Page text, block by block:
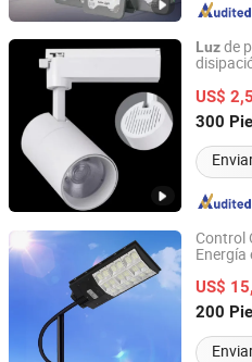
Luzde
US$
300
Jiaxing Jan-Yo Trade
Zhejiang, China
Control
Energía
US$
200
Zhejiang Efon Lighting Co.,
Zhejiang, China